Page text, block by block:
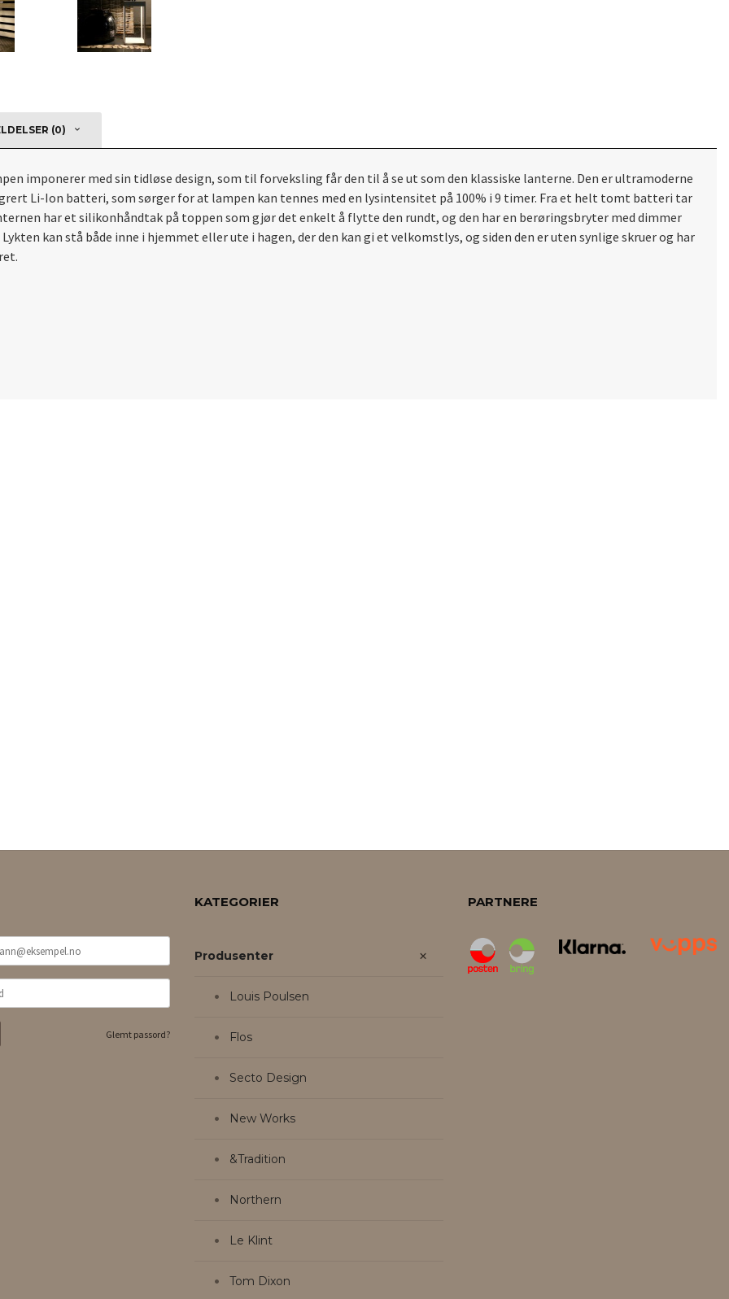
(0)
imponerer med sin tidløse design, som til forveksling får den til å se ut som den klassiske lanterne. Den er ultramoderne
Li-Ion batteri, som sørger for at lampen kan tennes med en lysintensitet på 100% i 9 timer. Fra et helt tomt batteri tar
har et silikonhåndtak på toppen som gjør det enkelt å flytte den rundt, og den har en berøringsbryter med dimmer
kan stå både inne i hjemmet eller ute i hagen, der den kan gi et velkomstlys, og siden den er uten synlige skruer og har
Glemt passord?
KATEGORIER
Produsenter
Louis Poulsen
Flos
Secto Design
New Works
&Tradition
Northern
Le Klint
Tom Dixon
PARTNERE